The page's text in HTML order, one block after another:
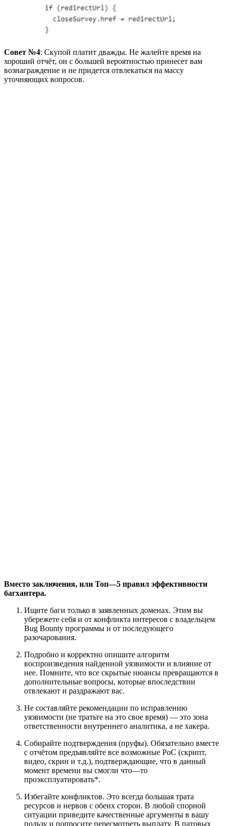
Совет №4: Скупой платит дважды. Не жалейте время на
хороший отчёт, он с большей вероятностью принесет вам
вознаграждение и не придется отвлекаться на массу
уточняющих вопросов.
Вместо заключения, или Топ—5 правил эффективности
багхантера.
Ищите баги только в заявленных доменах. Этим вы
убережете себя и от конфликта интересов с владельцем
Bug Bounty программы и от последующего
разочарования.
Подробно и корректно опишите алгоритм
воспроизведения найденной уязвимости и влияние от
нее. Помните, что все скрытые нюансы превращаются в
дополнительные вопросы, которые впоследствии
отвлекают и раздражают вас.
Не составляйте рекомендации по исправлению
уязвимости (не тратьте на это свое время) — это зона
ответственности внутреннего аналитика, а не хакера.
Собирайте подтверждения (пруфы). Обязательно вместе
с отчётом предъявляйте все возможные PoC (скрипт,
видео, скрин и т.д.), подтверждающие, что в данный
момент времени вы смогли что—то
проэксплуатировать*.
Избегайте конфликтов. Это всегда большая трата
ресурсов и нервов с обеих сторон. В любой спорной
ситуации приведите качественные аргументы в вашу
пользу и попросите пересмотреть выплату. В патовых